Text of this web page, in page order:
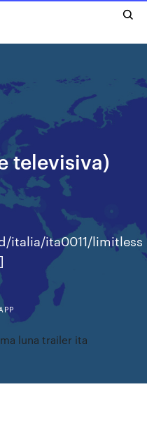
televisiva)
italia/ita0011/limitless
luna trailer ita